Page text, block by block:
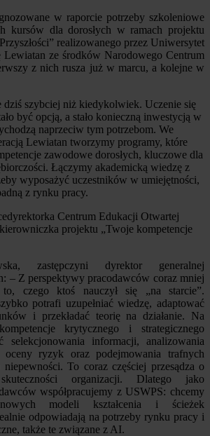
w raporcie potrzeby szkoleniowe
kursów dla dorosłych w ramach projektu
realizowanego przez Uniwersytet
Lewiatan ze środków Narodowego Centrum
z nich rusza już w marcu, a kolejne w
dziś szybciej niż kiedykolwiek. Uczenie się
być opcją, a stało konieczną inwestycją w
naprzeciw tym potrzebom. We
Lewiatan tworzymy programy, które
zawodowe dorosłych, kluczowe dla
Łączymy akademicką wiedzę z
wyposażyć uczestników w umiejętności,
z rynku pracy.
Centrum Edukacji Otwartej
projektu „Twoje kompetencje
zastępczyni dyrektor generalnej
– Z perspektywy pracodawców coraz mniej
czego ktoś nauczył się „na starcie”.
potrafi uzupełniać wiedzę, adaptować
i przekładać teorię na działanie. Na
krytycznego i strategicznego
selekcjonowania informacji, analizowania
ryzyk oraz podejmowania trafnych
To coraz częściej przesądza o
organizacji. Dlatego jako
współpracujemy z USWPS: chcemy
modeli kształcenia i ścieżek
odpowiadają na potrzeby rynku pracy i
także te związane z AI.